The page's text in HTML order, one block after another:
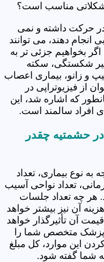
مناسب است؟
حرکت داشته و نمی
انجام دهند، می توانند
بخواهیم جزئی تر به
شکستگی، سکته
و زانو، بیماری اعصاب
از فیزیوتراپی در
که اشاره شد، این
افراد سالمند است.
در حشمتیه چقدر
به نوع بیماری، تعداد
تعداد نواحی آسیب
هر چه تعداد جلسات
آن نیز بیشتر خواهد
آن تأثیرگذار خواهد
پزشک متخصص شما را
این موارد، کل مبلغ
شما گفته شود.